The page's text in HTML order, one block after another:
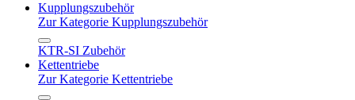
Kupplungszubehör
Zur Kategorie Kupplungszubehör
KTR-SI Zubehör
Kettentriebe
Zur Kategorie Kettentriebe